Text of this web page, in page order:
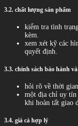
3.2. chất lượng sản phẩm
kiểm tra tình
kèm.
xem xét kỹ các
quyết định.
3.3. chính sách bảo hành
hỏi rõ về thời
một địa chỉ uy tín
khi hoàn tất giao
3.4. giá cả hợp lý